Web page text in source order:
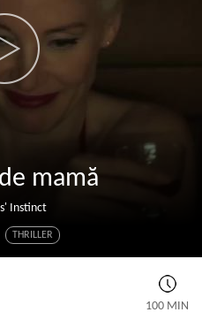
mamă
Instinct
THRILLER
100 MIN